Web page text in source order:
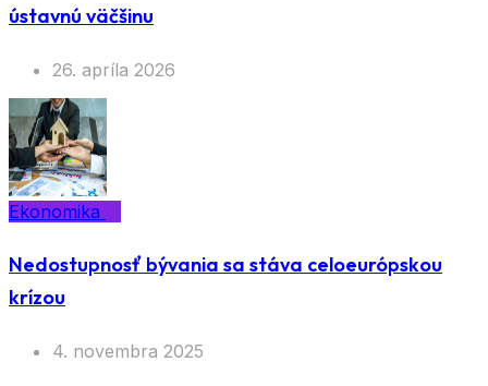
ústavnú väčšinu
26. apríla 2026
Ekonomika
Nedostupnosť bývania sa stáva celoeurópskou
krízou
4. novembra 2025